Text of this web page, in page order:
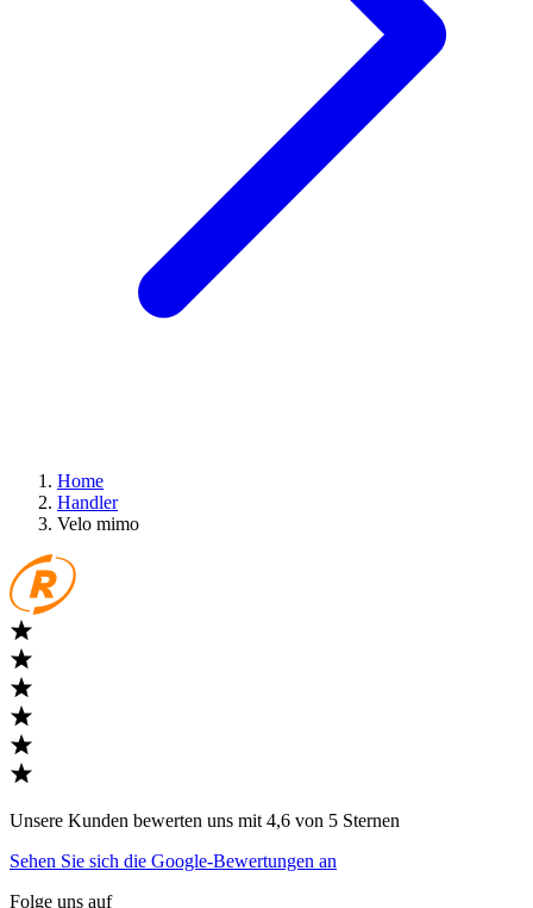
Home
Handler
Velo mimo
Unsere Kunden bewerten uns mit 4,6 von 5 Sternen
Sehen Sie sich die Google-Bewertungen an
Folge uns auf